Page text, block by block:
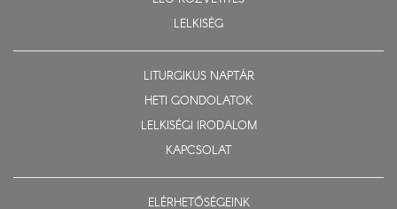
LELKISÉG
LITURGIKUS NAPTÁR
HETI GONDOLATOK
LELKISÉGI IRODALOM
KAPCSOLAT
ELÉRHETŐSÉGEINK